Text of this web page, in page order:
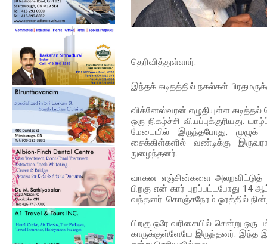
தெரிவித்துள்ளார்.
இந்தக் கடிதத்தில் நகல்கள்
விக்னேஸ்வரன் எழுதியுள்ள கடித்தல்
ஒரு நிகழ்ச்சி வியப்புக்குரியது.
மேடையில் இருந்தபோது,
சைக்கிள்களில் வண்டிக்கு
நுழைந்தனர்.
வாகன எஞ்சின்களை அலறவிட்டுத்
பிறகு என் கார் புறப்பட்டபோது 14
வந்தனர். கொஞ்சநேரம் ஓரத்தில்
பிறகு ஒரே வரிசையில் சென்று
காருக்குள்ளேயே இருந்தனர். இந்த